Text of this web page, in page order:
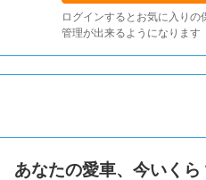
ログインするとお気に入りの
管理が出来るようになります
あなたの愛車、今いくら